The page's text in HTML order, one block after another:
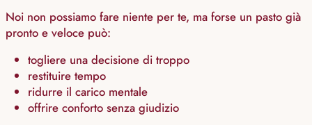
Noi non possiamo fare niente per te, ma forse un pasto già
pronto e veloce può:
togliere una decisione di troppo
restituire tempo
ridurre il carico mentale
offrire conforto senza giudizio